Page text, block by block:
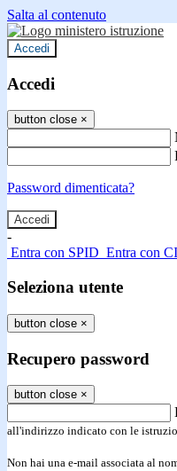
Salta al contenuto
Accedi
Accedi
button close ×
Password dimenticata?
-
Entra con SPID Entra con
Seleziona utente
button close ×
Recupero password
button close ×
all'indirizzo indicato con le
Non hai una e-mail associata al